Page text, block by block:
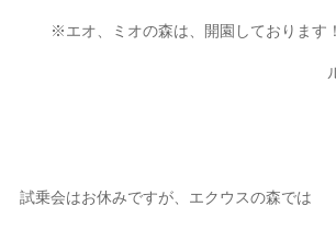
※エオ、ミオの森は、開園しております！
ルガリ
試乗会はお休みですが、エクウスの森では